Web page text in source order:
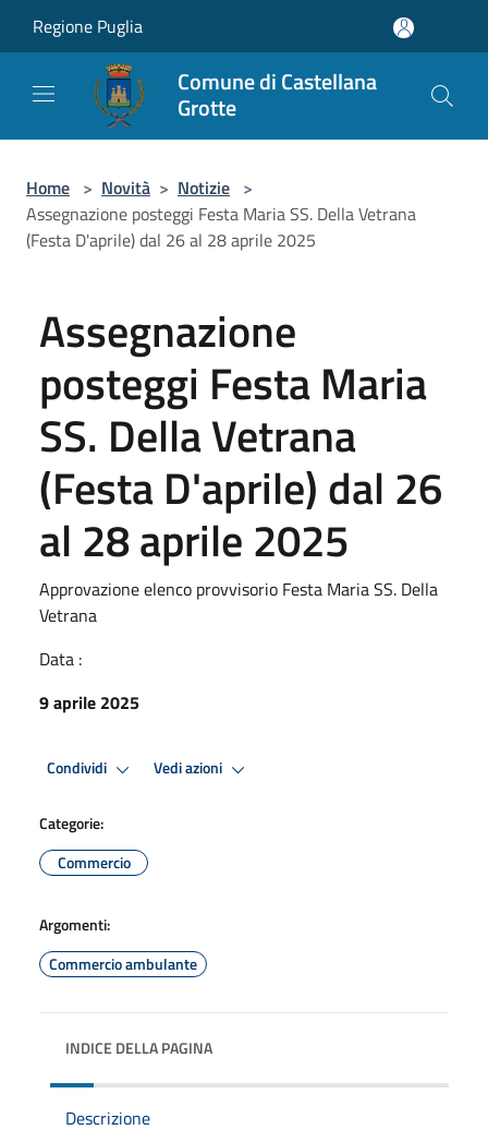
Regione Puglia
Comune di Castellana
Grotte
Home > Novità > Notizie >
Assegnazione posteggi Festa Maria SS. Della Vetrana
(Festa D'aprile) dal 26 al 28 aprile 2025
Assegnazione
posteggi Festa Maria
SS. Della Vetrana
(Festa D'aprile) dal 26
al 28 aprile 2025
Approvazione elenco provvisorio Festa Maria SS. Della
Vetrana
Data :
9 aprile 2025
Condividi Vedi azioni
Categorie:
Commercio
Argomenti:
Commercio ambulante
INDICE DELLA PAGINA
Descrizione